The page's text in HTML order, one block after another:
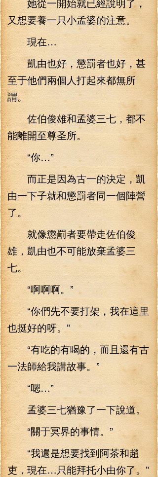
又想要養一只小孟婆的注意。
現在…
凱由也好，懲罰者也好，甚
至于他們兩個人打起來都無所
謂。
佐伯俊雄和孟婆三七，都不
能離開至尊圣所。
“你…”
而正是因為古一的決定，凱
由一下子就和懲罰者同一個陣營
了。
就像懲罰者要帶走佐伯俊
雄，凱由也不可能放棄孟婆三
七。
“啊啊啊。”
“你們先不要打架，我在這里
也挺好的呀。”
“有吃的有喝的，而且還有古
一法師給我講故事。”
“嗯…”
孟婆三七猶豫了一下說道。
“關于冥界的事情。”
“我還是想要找到阿茶和趙
吏，現在…只能拜托小由你了。”